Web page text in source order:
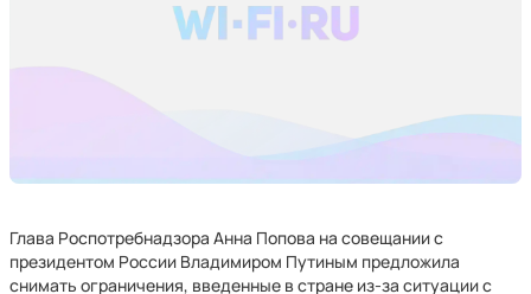
Глава Роспотребнадзора Анна Попова на совещании с
президентом России Владимиром Путиным предложила
снимать ограничения, введенные в стране из-за ситуации с